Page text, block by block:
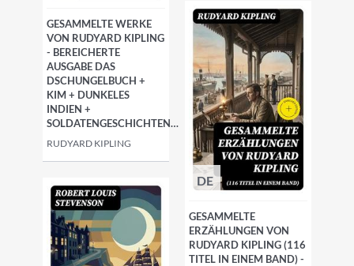
GESAMMELTE WERKE
VON RUDYARD KIPLING
- BEREICHERTE
AUSGABE DAS
DSCHUNGELBUCH +
KIM + DUNKELES
INDIEN +
SOLDATENGESCHICHTEN…
RUDYARD KIPLING
DE
GESAMMELTE
ERZÄHLUNGEN VON
RUDYARD KIPLING (116
TITEL IN EINEM BAND) -